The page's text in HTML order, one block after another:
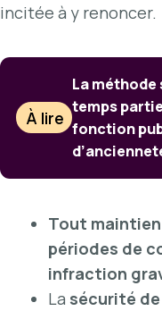
incitée à y renoncer.
À lire
La
temps
fonction
Tout
périodes de
infraction
La sécurité de